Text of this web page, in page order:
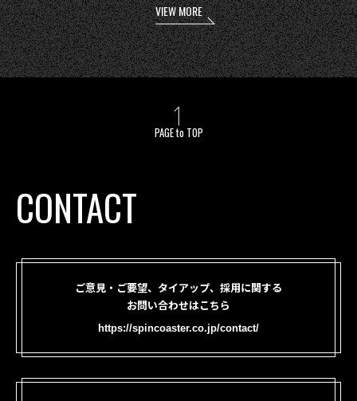
VIEW MORE
PAGE to TOP
CONTACT
ご意見・ご要望、タイアップ、採用に関する
お問い合わせはこちら
https://spincoaster.co.jp/contact/